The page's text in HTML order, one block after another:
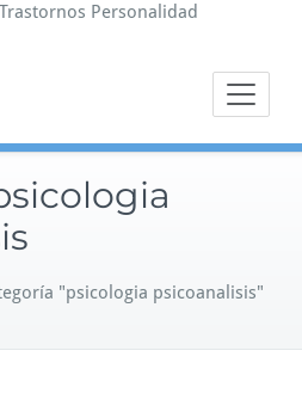
Personalidad
"psicologia psicoanalisis"